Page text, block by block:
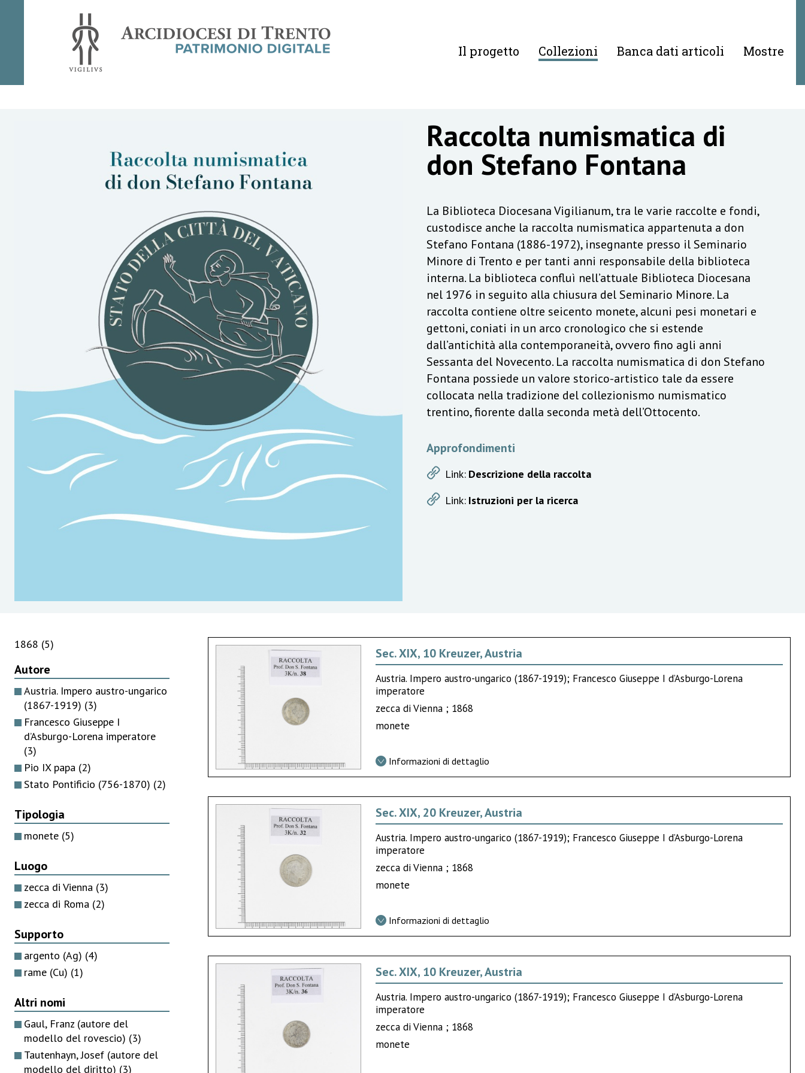
Il progetto Collezioni Banca dati articoli Mostre
Raccolta numismatica di
don Stefano Fontana
La Biblioteca Diocesana Vigilianum, tra le varie raccolte e fondi,
custodisce anche la raccolta numismatica appartenuta a don
Stefano Fontana (1886-1972), insegnante presso il Seminario
Minore di Trento e per tanti anni responsabile della biblioteca
interna. La biblioteca confluì nell’attuale Biblioteca Diocesana
nel 1976 in seguito alla chiusura del Seminario Minore. La
raccolta contiene oltre seicento monete, alcuni pesi monetari e
gettoni, coniati in un arco cronologico che si estende
dall’antichità alla contemporaneità, ovvero fino agli anni
Sessanta del Novecento. La raccolta numismatica di don Stefano
Fontana possiede un valore storico-artistico tale da essere
collocata nella tradizione del collezionismo numismatico
trentino, fiorente dalla seconda metà dell’Ottocento.
Approfondimenti
Link: Descrizione della raccolta
Link: Istruzioni per la ricerca
1868 (5)
Autore
Austria. Impero austro-ungarico
(1867-1919) (3)
Francesco Giuseppe I
d’Asburgo-Lorena imperatore
(3)
Pio IX papa (2)
Stato Pontificio (756-1870) (2)
Tipologia
monete (5)
Luogo
zecca di Vienna (3)
zecca di Roma (2)
Supporto
argento (Ag) (4)
rame (Cu) (1)
Altri nomi
Gaul, Franz (autore del
modello del rovescio) (3)
Tautenhayn, Josef (autore del
modello del diritto) (3)
Sec. XIX, 10 Kreuzer, Austria
Austria. Impero austro-ungarico (1867-1919); Francesco Giuseppe I d’Asburgo-Lorena
imperatore
zecca di Vienna ; 1868
monete
Informazioni di dettaglio
Sec. XIX, 20 Kreuzer, Austria
Austria. Impero austro-ungarico (1867-1919); Francesco Giuseppe I d’Asburgo-Lorena
imperatore
zecca di Vienna ; 1868
monete
Informazioni di dettaglio
Sec. XIX, 10 Kreuzer, Austria
Austria. Impero austro-ungarico (1867-1919); Francesco Giuseppe I d’Asburgo-Lorena
imperatore
zecca di Vienna ; 1868
monete